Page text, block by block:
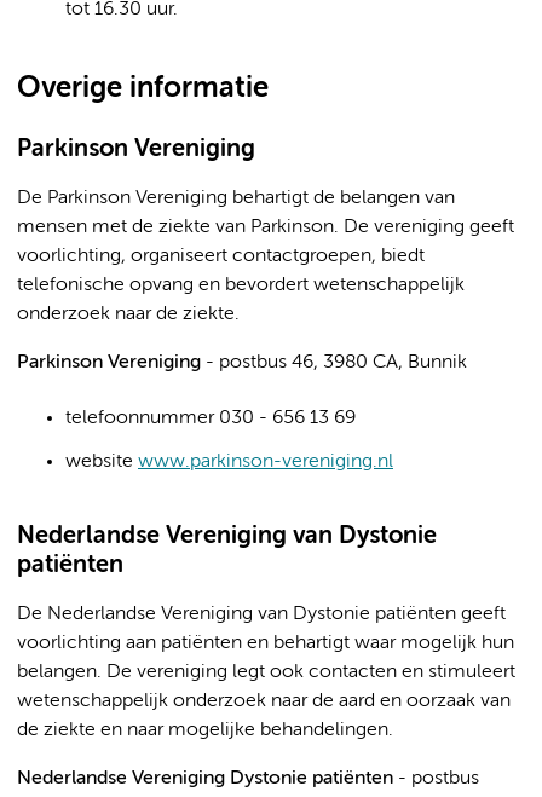
tot 16.30 uur.
Overige informatie
Parkinson Vereniging
De Parkinson Vereniging behartigt de belangen van
mensen met de ziekte van Parkinson. De vereniging geeft
voorlichting, organiseert contactgroepen, biedt
telefonische opvang en bevordert wetenschappelijk
onderzoek naar de ziekte.
Parkinson Vereniging - postbus 46, 3980 CA, Bunnik
telefoonnummer 030 - 656 13 69
website www.parkinson-vereniging.nl
Nederlandse Vereniging van Dystonie
patiënten
De Nederlandse Vereniging van Dystonie patiënten geeft
voorlichting aan patiënten en behartigt waar mogelijk hun
belangen. De vereniging legt ook contacten en stimuleert
wetenschappelijk onderzoek naar de aard en oorzaak van
de ziekte en naar mogelijke behandelingen.
Nederlandse Vereniging Dystonie patiënten - postbus